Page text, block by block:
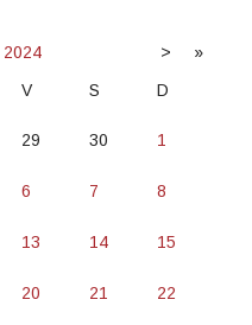
2024 >
»
V S D
29 30 1
6 7 8
13 14 15
20 21 22